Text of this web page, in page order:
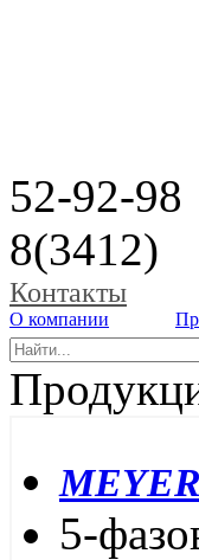
52-92-98
8(3412)
Контакты
О компании
5-